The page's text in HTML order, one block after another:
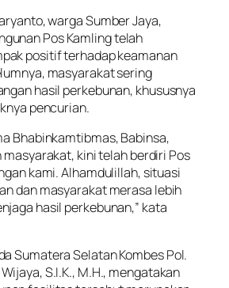
warga Sumber Jaya,
Pos Kamling telah
positif terhadap keamanan
masyarakat sering
hasil perkebunan, khususnya
pencurian.
Bhabinkamtibmas, Babinsa,
masyarakat, kini telah berdiri Pos
kami. Alhamdulillah, situasi
dan masyarakat merasa lebih
hasil perkebunan,” kata
Sumatera Selatan Kombes Pol.
S.I.K., M.H., mengatakan